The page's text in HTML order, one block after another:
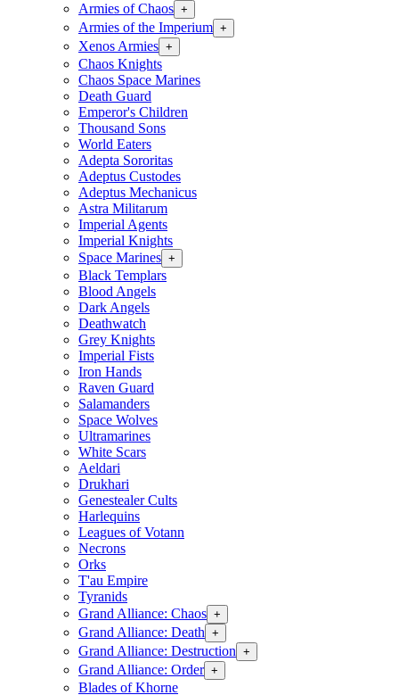
Armies of Chaos +
Armies of the Imperium +
Xenos Armies +
Chaos Knights
Chaos Space Marines
Death Guard
Emperor's Children
Thousand Sons
World Eaters
Adepta Sororitas
Adeptus Custodes
Adeptus Mechanicus
Astra Militarum
Imperial Agents
Imperial Knights
Space Marines +
Black Templars
Blood Angels
Dark Angels
Deathwatch
Grey Knights
Imperial Fists
Iron Hands
Raven Guard
Salamanders
Space Wolves
Ultramarines
White Scars
Aeldari
Drukhari
Genestealer Cults
Harlequins
Leagues of Votann
Necrons
Orks
T'au Empire
Tyranids
Grand Alliance: Chaos +
Grand Alliance: Death +
Grand Alliance: Destruction +
Grand Alliance: Order +
Blades of Khorne